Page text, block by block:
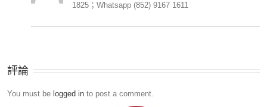
1825；Whatsapp (852) 9167 1611
評論
You must be logged in to post a comment.